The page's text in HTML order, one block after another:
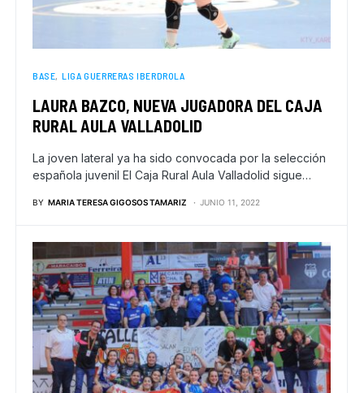
BASE LIGA GUERRERAS IBERDROLA
LAURA BAZCO, NUEVA JUGADORA DEL CAJA
RURAL AULA VALLADOLID
La joven lateral ya ha sido convocada por la selección
española juvenil El Caja Rural Aula Valladolid sigue…
BY MARIA TERESA GIGOSOS TAMARIZ JUNIO 11, 2022